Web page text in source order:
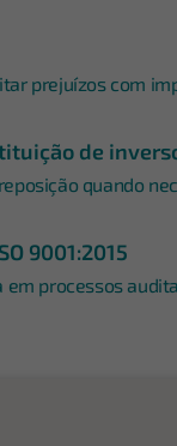
prejuízos com
de
quando
9001:2015
em processos